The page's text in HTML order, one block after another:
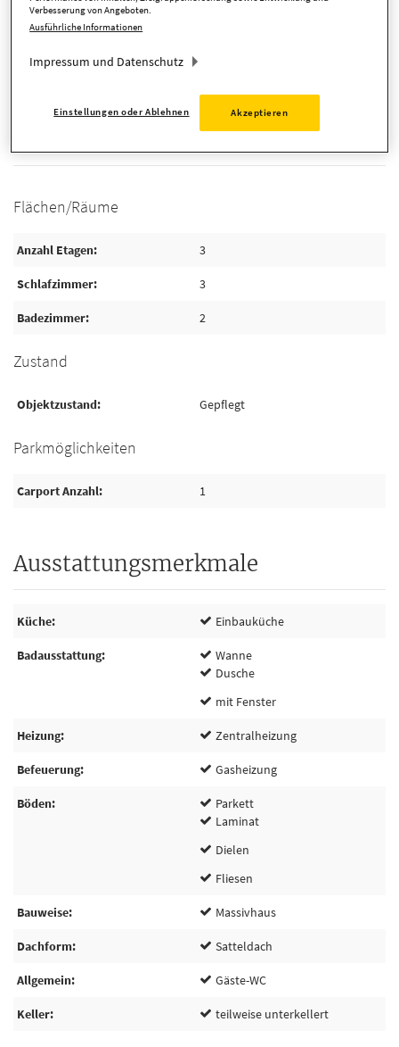
Provision
Provision inkl. MwSt.
Detaillierte Informationen
Flächen/Räume
Anzahl Etagen 3
Schlafzimmer 3
Badezimmer 2
Zustand
Objektzustand Gepflegt
Parkmöglichkeiten
Carport Anzahl 1
Ausstattungsmerkmale
Küche Einbauküche
Badausstattung
Wanne
Dusche
mit Fenster
Heizung Zentralheizung
Befeuerung Gasheizung
Böden
Parkett
Laminat
Dielen
Fliesen
Bauweise Massivhaus
Dachform Satteldach
Allgemein Gäste-WC
Keller teilweise unterkellert
Verbesserung von Angeboten.
Ausführliche Informationen
Impressum und Datenschutz
Einstellungen oder Ablehnen Akzeptieren